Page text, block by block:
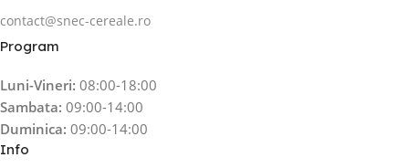
contact@snec-cereale.ro
Program
Luni-Vineri: 08:00-18:00
Sambata: 09:00-14:00
Duminica: 09:00-14:00
Info